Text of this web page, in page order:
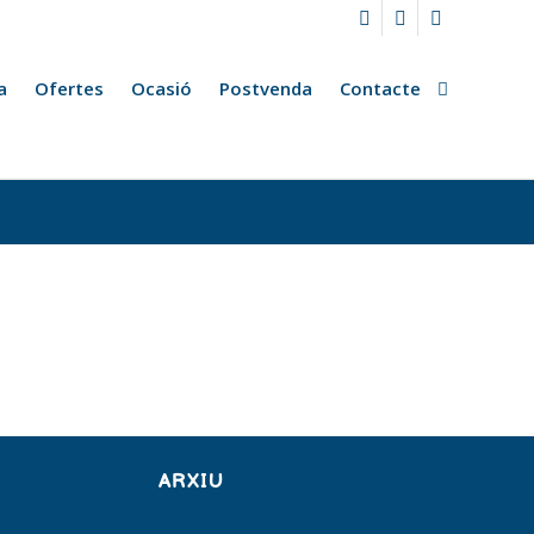
Ofertes Ocasió Postvenda Contacte
ARXIU